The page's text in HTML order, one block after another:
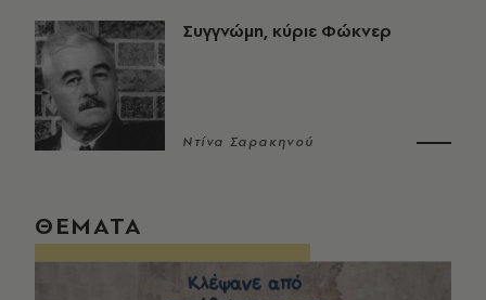
Συγγνώμη, κύριε Φώκνερ
Ντίνα Σαρακηνού
ΘΕΜΑΤΑ